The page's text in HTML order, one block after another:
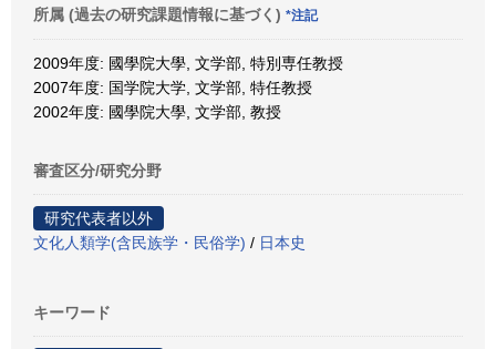
所属 (過去の研究課題情報に基づく) *注記
2009年度: 國學院大學, 文学部, 特別専任教授
2007年度: 国学院大学, 文学部, 特任教授
2002年度: 國學院大學, 文学部, 教授
審査区分/研究分野
研究代表者以外
文化人類学(含民族学・民俗学) / 日本史
キーワード